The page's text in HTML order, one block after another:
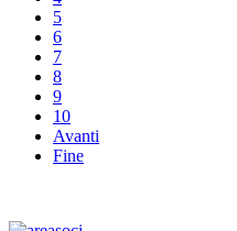
5
6
7
8
9
10
Avanti
Fine